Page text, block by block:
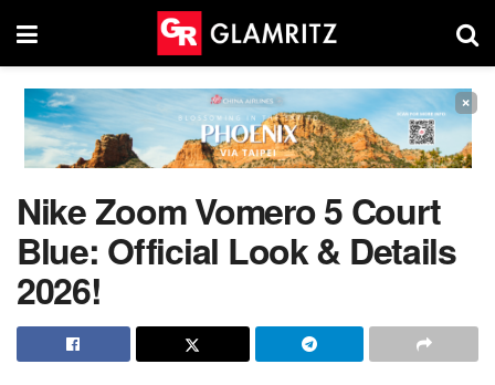
×
Nike Zoom Vomero 5 Court
Blue: Official Look & Details
2026!